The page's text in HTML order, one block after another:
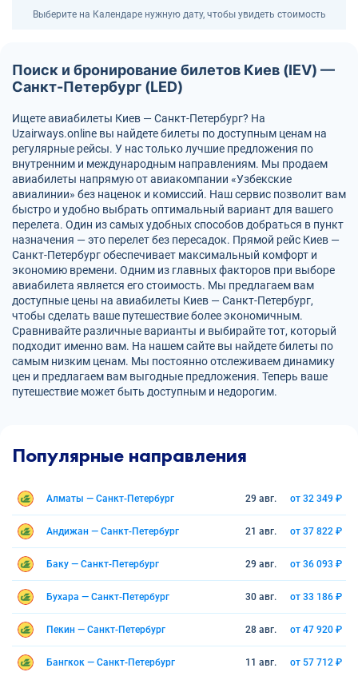
Выберите на Календаре нужную дату, чтобы увидеть стоимость
Поиск и бронирование билетов Киев (IEV) —
Санкт-Петербург (LED)
Ищете авиабилеты Киев — Санкт-Петербург? На
Uzairways.online вы найдете билеты по доступным ценам на
регулярные рейсы. У нас только лучшие предложения по
внутренним и международным направлениям. Мы продаем
авиабилеты напрямую от авиакомпании «Узбекские
авиалинии» без наценок и комиссий. Наш сервис позволит вам
быстро и удобно выбрать оптимальный вариант для вашего
перелета. Один из самых удобных способов добраться в пункт
назначения — это перелет без пересадок. Прямой рейс Киев —
Санкт-Петербург обеспечивает максимальный комфорт и
экономию времени. Одним из главных факторов при выборе
авиабилета является его стоимость. Мы предлагаем вам
доступные цены на авиабилеты Киев — Санкт-Петербург,
чтобы сделать ваше путешествие более экономичным.
Сравнивайте различные варианты и выбирайте тот, который
подходит именно вам. На нашем сайте вы найдете билеты по
самым низким ценам. Мы постоянно отслеживаем динамику
цен и предлагаем вам выгодные предложения. Теперь ваше
путешествие может быть доступным и недорогим.
Популярные направления
Алматы — Санкт-Петербург 29 авг. от 32 349 ₽
Андижан — Санкт-Петербург 21 авг. от 37 822 ₽
Баку — Санкт-Петербург 29 авг. от 36 093 ₽
Бухара — Санкт-Петербург 30 авг. от 33 186 ₽
Пекин — Санкт-Петербург 28 авг. от 47 920 ₽
Бангкок — Санкт-Петербург 11 авг. от 57 712 ₽